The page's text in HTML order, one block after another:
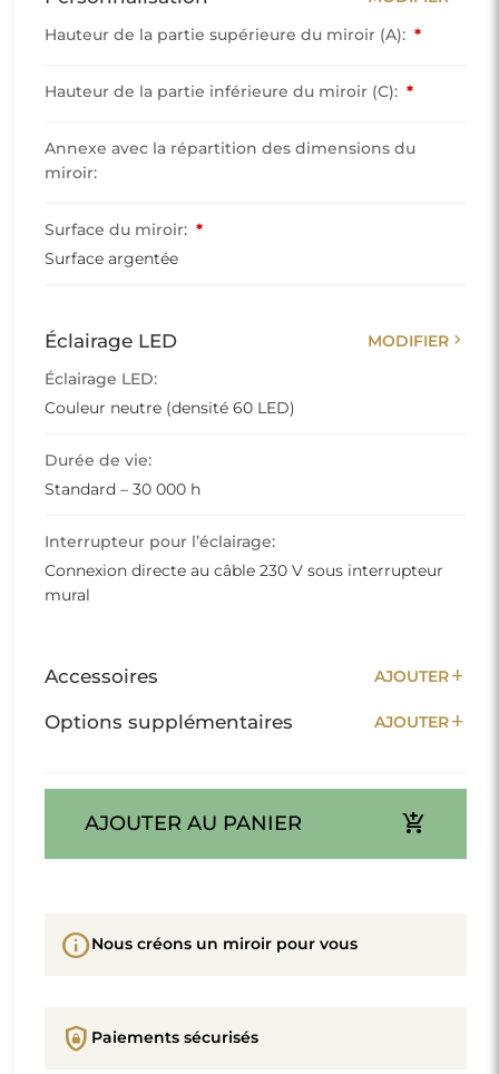
Hauteur de la partie supérieure du miroir (A): *
Hauteur de la partie inférieure du miroir (C): *
Annexe avec la répartition des dimensions du
miroir:
Surface du miroir: *
Surface argentée
Éclairage LED MODIFIER chevron_right
Éclairage LED:
Couleur neutre (densité 60 LED)
Durée de vie:
Standard – 30 000 h
Interrupteur pour l’éclairage:
Connexion directe au câble 230 V sous interrupteur
mural
Accessoires AJOUTERadd
Options supplémentaires AJOUTERadd
AJOUTER AU PANIER add_shopping_cart
infoNous créons un miroir pour vous
shield_lock Paiements sécurisés